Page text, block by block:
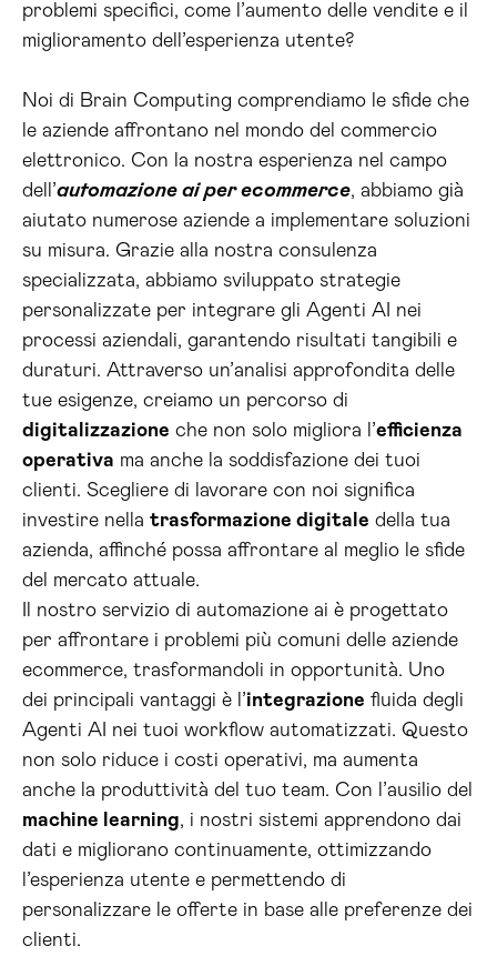
problemi specifici, come l’aumento delle vendite e il
miglioramento dell’esperienza utente?
Noi di Brain Computing comprendiamo le sfide che
le aziende affrontano nel mondo del commercio
elettronico. Con la nostra esperienza nel campo
dell’automazione ai per ecommerce, abbiamo già
aiutato numerose aziende a implementare soluzioni
su misura. Grazie alla nostra consulenza
specializzata, abbiamo sviluppato strategie
personalizzate per integrare gli Agenti AI nei
processi aziendali, garantendo risultati tangibili e
duraturi. Attraverso un’analisi approfondita delle
tue esigenze, creiamo un percorso di
digitalizzazione che non solo migliora l’efficienza
operativa ma anche la soddisfazione dei tuoi
clienti. Scegliere di lavorare con noi significa
investire nella trasformazione digitale della tua
azienda, affinché possa affrontare al meglio le sfide
del mercato attuale.
Il nostro servizio di automazione ai è progettato
per affrontare i problemi più comuni delle aziende
ecommerce, trasformandoli in opportunità. Uno
dei principali vantaggi è l’integrazione fluida degli
Agenti AI nei tuoi workflow automatizzati. Questo
non solo riduce i costi operativi, ma aumenta
anche la produttività del tuo team. Con l’ausilio del
machine learning, i nostri sistemi apprendono dai
dati e migliorano continuamente, ottimizzando
l’esperienza utente e permettendo di
personalizzare le offerte in base alle preferenze dei
clienti.